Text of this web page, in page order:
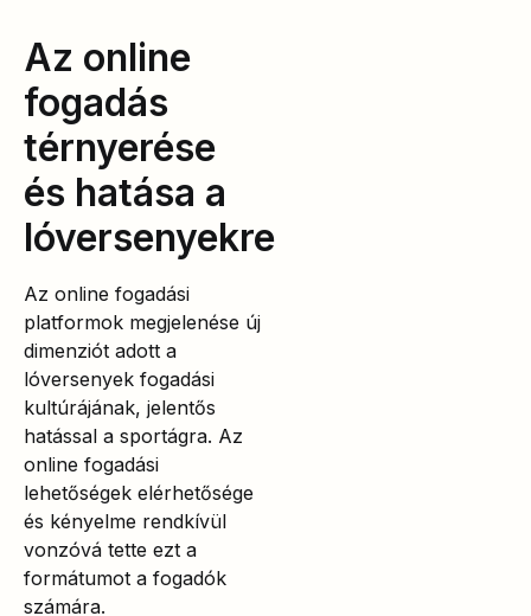
Az online
fogadás
térnyerése
és hatása a
lóversenyekre
Az online fogadási
platformok megjelenése új
dimenziót adott a
lóversenyek fogadási
kultúrájának, jelentős
hatással a sportágra. Az
online fogadási
lehetőségek elérhetősége
és kényelme rendkívül
vonzóvá tette ezt a
formátumot a fogadók
számára.